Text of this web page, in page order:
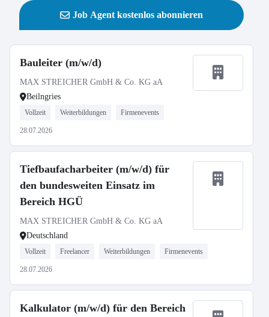
Job Agent kostenlos abonnieren
Bauleiter (m/w/d)
MAX STREICHER GmbH & Co. KG aA
Beilngries
Vollzeit Weiterbildungen Firmenevents
28.07.2026
Tiefbaufacharbeiter (m/w/d) für
den bundesweiten Einsatz im
Bereich HGÜ
MAX STREICHER GmbH & Co. KG aA
Deutschland
Vollzeit Freelancer Weiterbildungen Firmenevents
28.07.2026
Kalkulator (m/w/d) für den Bereich